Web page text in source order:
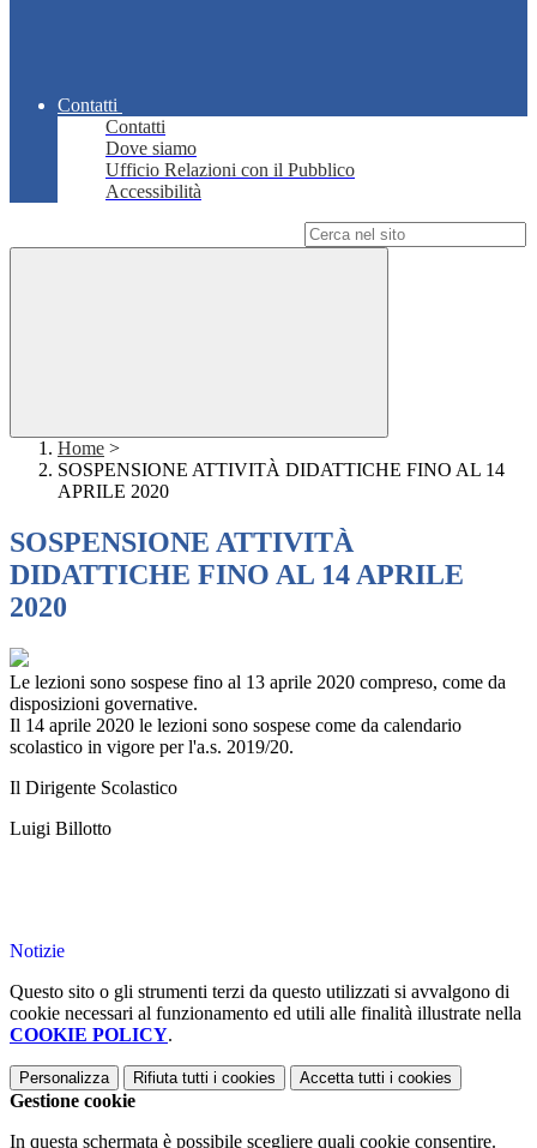
Contatti
Contatti
Dove siamo
Ufficio Relazioni con il Pubblico
Accessibilità
Home >
SOSPENSIONE ATTIVITÀ DIDATTICHE FINO AL 14
APRILE 2020
SOSPENSIONE ATTIVITÀ
DIDATTICHE FINO AL 14 APRILE
2020
Le lezioni sono sospese fino al 13 aprile 2020 compreso, come da
disposizioni governative.
Il 14 aprile 2020 le lezioni sono sospese come da calendario
scolastico in vigore per l'a.s. 2019/20.
Il Dirigente Scolastico
Luigi Billotto
Notizie
Questo sito o gli strumenti terzi da questo utilizzati si avvalgono di
cookie necessari al funzionamento ed utili alle finalità illustrate nella
COOKIE POLICY.
Personalizza Rifiuta tutti i cookies Accetta tutti i cookies
Gestione cookie
In questa schermata è possibile scegliere quali cookie consentire.